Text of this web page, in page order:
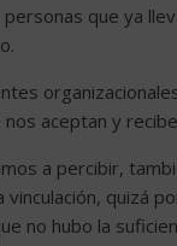
que ya
aceptan y
a percibir,
quizá
no hubo la